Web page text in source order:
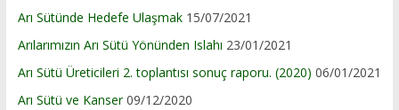
Arı Sütünde Hedefe Ulaşmak 15/07/2021
Arılarımızın Arı Sütü Yönünden Islahı 23/01/2021
Arı Sütü Üreticileri 2. toplantısı sonuç raporu. (2020) 06/01/2021
Arı Sütü ve Kanser 09/12/2020